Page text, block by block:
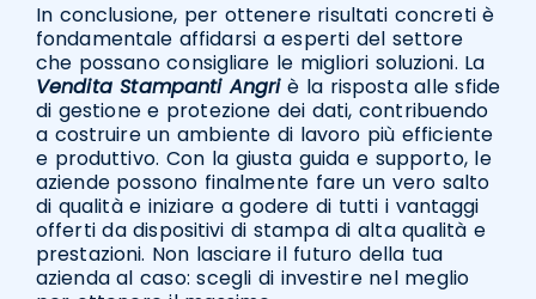
In conclusione, per ottenere risultati concreti è
fondamentale affidarsi a esperti del settore
che possano consigliare le migliori soluzioni. La
Vendita Stampanti Angriè la risposta alle sfide
di gestione e protezione dei dati, contribuendo
a costruire un ambiente di lavoro più efficiente
e produttivo. Con la giusta guida e supporto, le
aziende possono finalmente fare un vero salto
di qualità e iniziare a godere di tutti i vantaggi
offerti da dispositivi di stampa di alta qualità e
prestazioni. Non lasciare il futuro della tua
azienda al caso: scegli di investire nel meglio